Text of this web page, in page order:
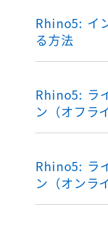
Rhino5: イ
る方法
Rhino5: ラ
ン（オフラ
Rhino5: ラ
ン（オンラ